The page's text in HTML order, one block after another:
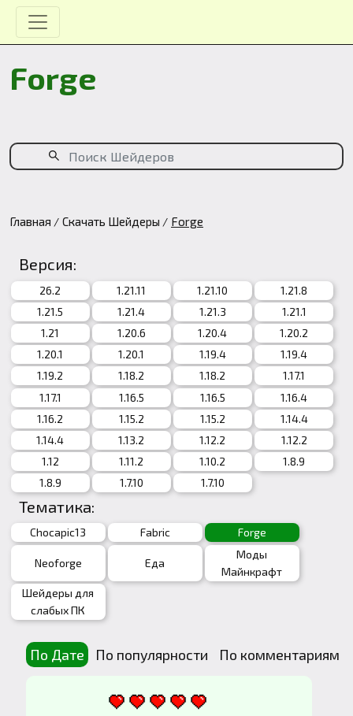
Forge
Главная Скачать Шейдеры Forge
Версия:
26.2 1.21.11 1.21.10
1.21.8
1.21.5
1.21.4 1.21.3
1.21.1
1.21
1.20.6 1.20.4
1.20.2
1.20.1
1.20.1 1.19.4
1.19.4
1.19.2
1.18.2 1.18.2
1.17.1
1.17.1
1.16.5 1.16.5
1.16.4
1.16.2
1.15.2 1.15.2
1.14.4
1.14.4
1.13.2 1.12.2
1.12.2
1.12
1.11.2 1.10.2
1.8.9
1.8.9
1.7.10 1.7.10
Тематика:
Chocapic13 Fabric Forge
Neoforge Еда
Моды
Майнкрафт
Шейдеры для
слабых ПК
По Дате По популярности По комментариям